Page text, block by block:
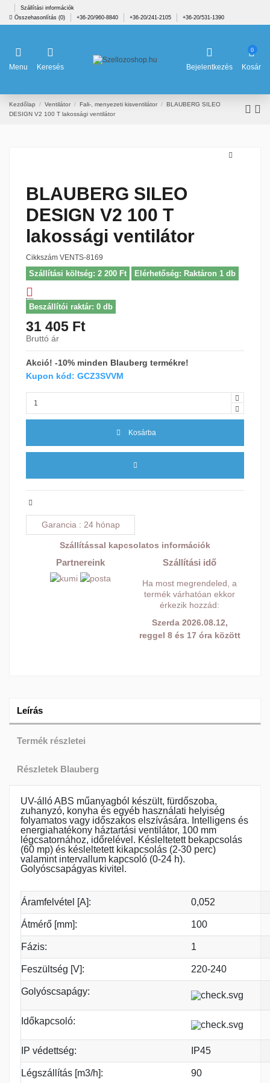
Szállítási információk
Összehasonlítás (0) +36-20/960-8840 +36-20/241-2105 +36-20/531-1390
Menu Keresés Bejelentkezés
0
Kosár
Kezdőlap Ventilátor Fali-, menyezeti kisventilátor
BLAUBERG SILEO
DESIGN V2 100 T lakossági ventilátor
BLAUBERG SILEO
DESIGN V2 100 T
lakossági ventilátor
Cikkszám VENTS-8169
Szállítási költség: 2 200 Ft Elérhetőség: Raktáron 1 db
Beszállítói raktár: 0 db
31 405 Ft
Bruttó ár
Akció! -10% minden Blauberg termékre!
Kupon kód: GCZ3SVVM
Kosárba
Garancia 24 hónap
Szállítással kapcsolatos információk
Partnereink Szállítási idő
Ha most megrendeled, a
termék várhatóan ekkor
érkezik hozzád:
Szerda 2026.08.12,
reggel 8 és 17 óra között
Leírás
Termék részletei
Részletek Blauberg
UV-álló ABS műanyagból készült, fürdőszoba,
zuhanyzó, konyha és egyéb használati helyiség
folyamatos vagy időszakos elszívására. Intelligens és
energiahatékony háztartási ventilátor, 100 mm
légcsatornához, időrelével. Késleltetett bekapcsolás
(60 mp) és késleltetett kikapcsolás (2-30 perc)
valamint intervallum kapcsoló (0-24 h).
Golyóscsapágyas kivitel.
Áramfelvétel [A]: 0,052
Átmérő [mm]: 100
Fázis: 1
Feszültség [V]: 220-240
Golyóscsapágy:
Időkapcsoló:
IP védettség: IP45
Légszállítás [m3/h]: 90